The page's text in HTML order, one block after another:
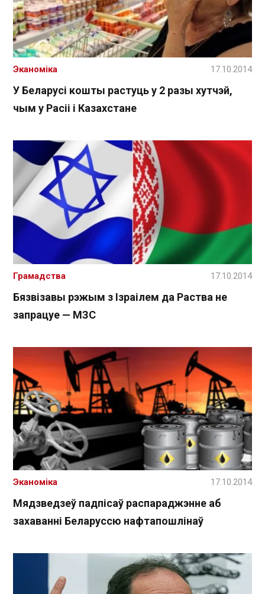
У Беларусі кошты растуць у 2 разы хутчэй,
чым у Расіі і Казахстане
Эканоміка 17.10.2014
Бязвізавы рэжым з Ізраілем да Раства не
запрацуе — МЗС
Грамадства 17.10.2014
Мядзведзеў падпісаў распараджэнне аб
захаванні Беларуссю нафтапошлінаў
Эканоміка 17.10.2014